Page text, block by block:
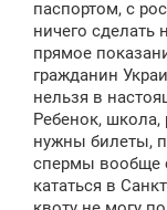
паспортом, с
ничего сделать
прямое
гражданин
нельзя в
Ребенок, школа,
нужны билеты,
спермы вообще
кататься в